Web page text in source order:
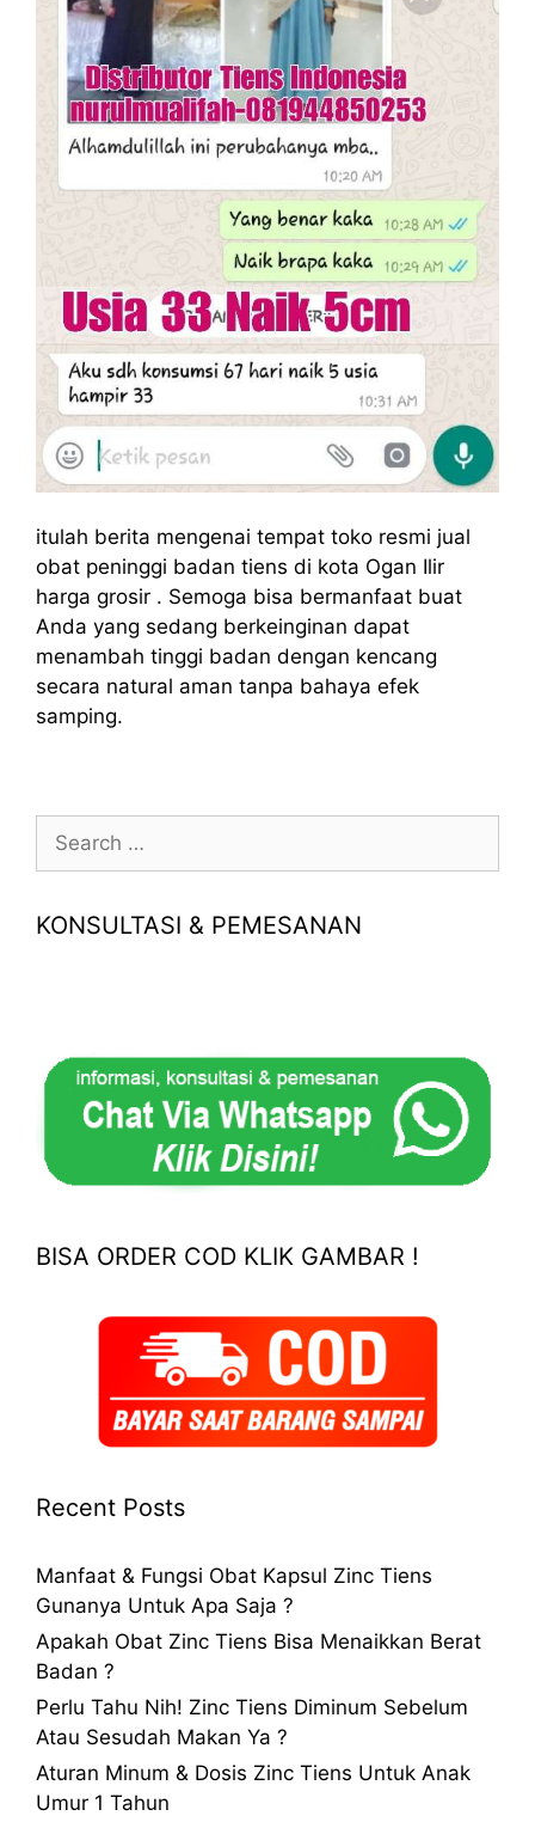
itulah berita mengenai tempat toko resmi jual
obat peninggi badan tiens di kota Ogan Ilir
harga grosir . Semoga bisa bermanfaat buat
Anda yang sedang berkeinginan dapat
menambah tinggi badan dengan kencang
secara natural aman tanpa bahaya efek
samping.
Search
for:
KONSULTASI & PEMESANAN
BISA ORDER COD KLIK GAMBAR !
Recent Posts
Manfaat & Fungsi Obat Kapsul Zinc Tiens
Gunanya Untuk Apa Saja ?
Apakah Obat Zinc Tiens Bisa Menaikkan Berat
Badan ?
Perlu Tahu Nih! Zinc Tiens Diminum Sebelum
Atau Sesudah Makan Ya ?
Aturan Minum & Dosis Zinc Tiens Untuk Anak
Umur 1 Tahun